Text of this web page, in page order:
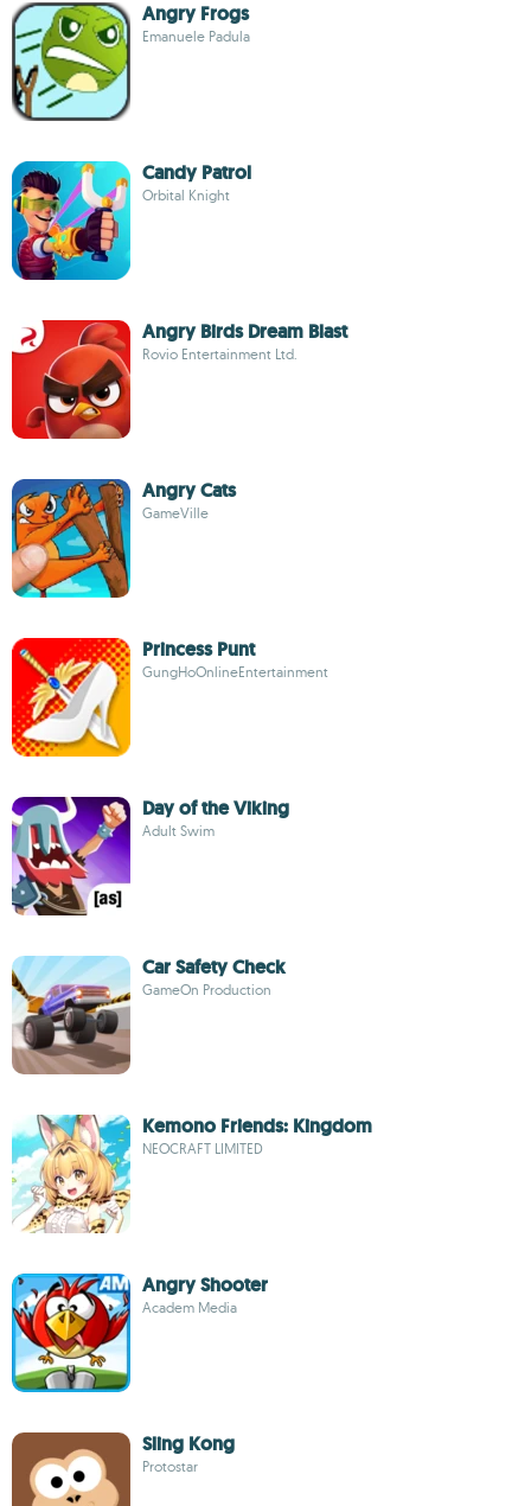
Angry Frogs
Emanuele Padula
Candy Patrol
Orbital Knight
Angry Birds Dream Blast
Rovio Entertainment Ltd.
Angry Cats
GameVille
Princess Punt
GungHoOnlineEntertainment
Day of the Viking
Adult Swim
Car Safety Check
GameOn Production
Kemono Friends: Kingdom
NEOCRAFT LIMITED
Angry Shooter
Academ Media
Sling Kong
Protostar